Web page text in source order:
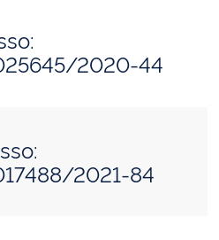
2020-44
2021-84